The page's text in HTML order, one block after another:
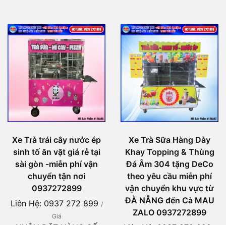
Xe Trà trái cây nước ép
sinh tố ăn vặt giá rẻ tại
sài gòn -miễn phí vận
chuyển tận nơi
0937272899
Liên Hệ: 0937 272 899 /
Giá
Xe Trà Sữa Hàng Dày
Khay Topping & Thùng
Đá Âm 304 tặng DeCo
theo yêu cầu miễn phí
vận chuyển khu vực từ
ĐÀ NẴNG đến Cà MAU
ZALO 0937272899